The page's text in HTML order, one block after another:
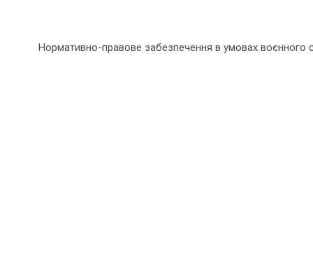
Нормативно-правове забезпечення в умовах воєнного